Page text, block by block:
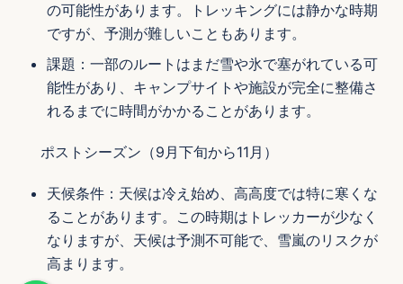
の可能性があります。トレッキングには静かな時期
ですが、予測が難しいこともあります。
課題：一部のルートはまだ雪や氷で塞がれている可
能性があり、キャンプサイトや施設が完全に整備さ
れるまでに時間がかかることがあります。
ポストシーズン（9月下旬から11月）
天候条件：天候は冷え始め、高高度では特に寒くな
ることがあります。この時期はトレッカーが少なく
なりますが、天候は予測不可能で、雪嵐のリスクが
高まります。